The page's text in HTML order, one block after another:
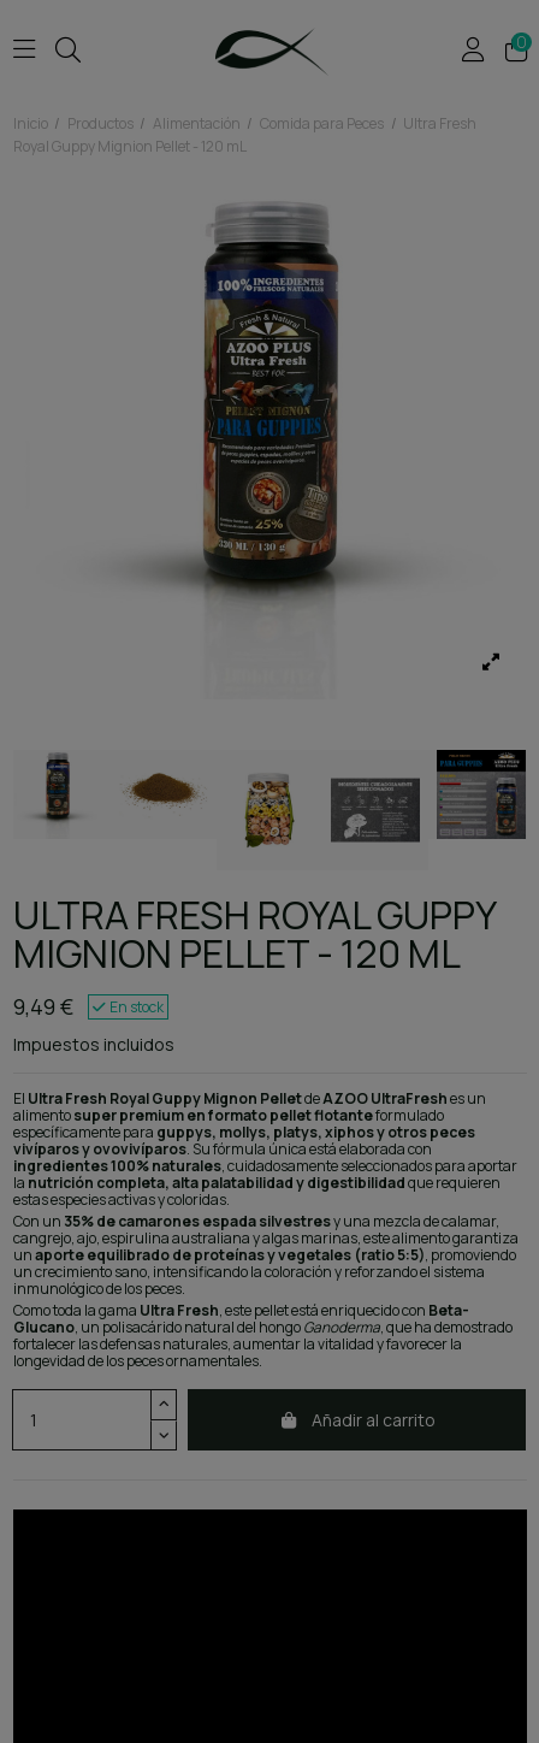
0
Inicio Productos Alimentación Comida para Peces
Ultra Fresh
Royal Guppy Mignion Pellet - 120 mL
ULTRA FRESH ROYAL GUPPY
MIGNION PELLET - 120 ML
9,49 € En stock
Impuestos incluidos
El Ultra Fresh Royal Guppy Mignon PelletdeAZOO UltraFreshes un
alimentosuper premium en formato pellet flotanteformulado
específicamente para guppys, mollys, platys, xiphos y otros peces
vivíparos y ovovivíparos. Su fórmula única está elaborada con
ingredientes 100% naturales, cuidadosamente seleccionados para aportar
la nutrición completa, alta palatabilidad y digestibilidadque requieren
estas especies activas y coloridas.
Con un 35% de camarones espada silvestresy una mezcla de calamar,
cangrejo, ajo, espirulina australiana y algas marinas, este alimento garantiza
unaporte equilibrado de proteínas y vegetales (ratio 5:5), promoviendo
un crecimiento sano, intensificando la coloración y reforzando el sistema
inmunológico de los peces.
Como toda la gama Ultra Fresh, este pellet está enriquecido con Beta-
Glucano, un polisacárido natural del hongoGanoderma, que ha demostrado
fortalecer las defensas naturales, aumentar la vitalidad y favorecer la
longevidad de los peces ornamentales.
Añadir al carrito